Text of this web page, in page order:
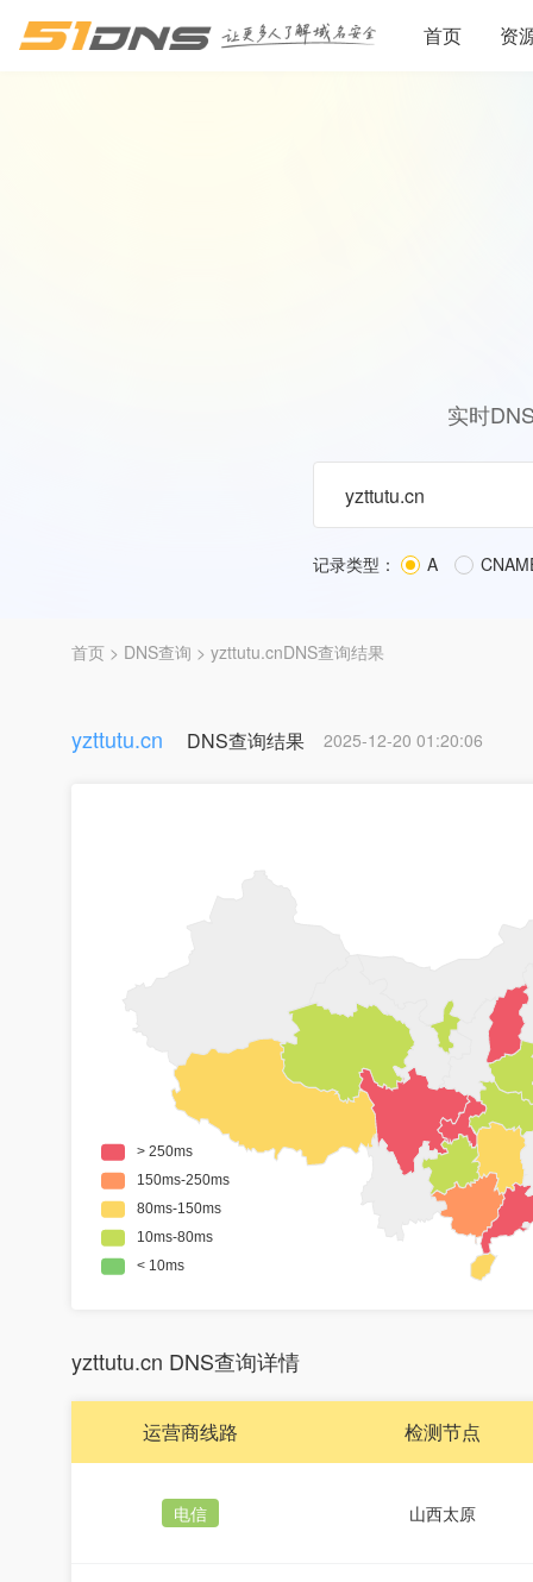
首页 资
实时
记录类型： A
首页 > DNS查询 > yzttutu.cnDNS查询结果
yzttutu.cn DNS查询结果 2025-12-20 01:20:06
yzttutu.cn DNS查询详情
运营商线路 检测节点
电信 山西太原